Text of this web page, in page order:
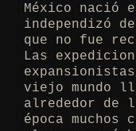
México nació
independizó
que no fue
Las
viejo mundo
alrededor de
época